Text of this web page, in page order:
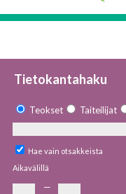
Tietokantahaku
Teokset Taiteilijat
Hae vain otsakkeista
Aikavälillä
—